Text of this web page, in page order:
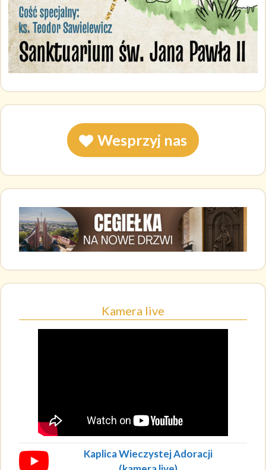
Wesprzyj nas
Kamera live
Kaplica Wieczystej Adoracji